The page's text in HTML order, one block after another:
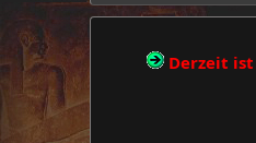
Derzeit ist